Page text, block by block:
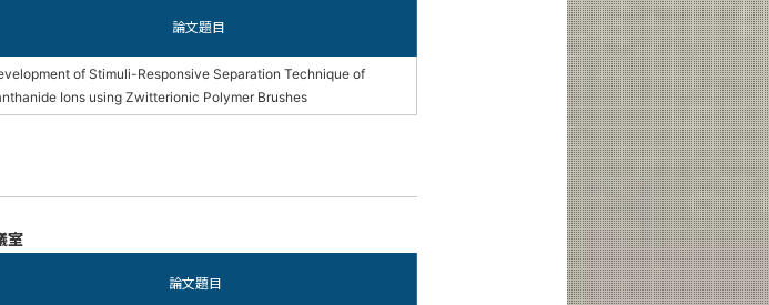
論文題目
of Stimuli-Responsive Separation Technique of
Ions using Zwitterionic Polymer Brushes
室
論文題目